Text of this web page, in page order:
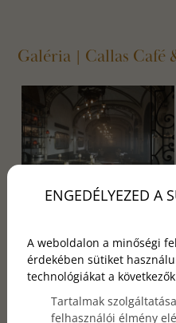
Galéria | Callas Café
ENGEDÉLYEZED A
A weboldalon a minőségi
érdekében sütiket
technológiákat a
Tartalmak
felhasználói élmény